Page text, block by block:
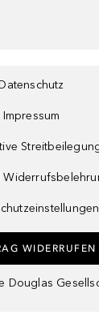
Datenschutz
Impressum
WIDERRUFEN
Douglas